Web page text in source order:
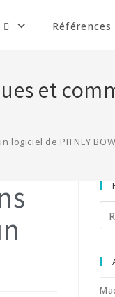
Références
et
de PITNEY